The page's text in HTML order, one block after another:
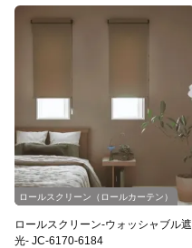
JCオリジナル
ロールスクリーン（ロールカーテン）
ロールスクリーン-ウォッシャブル遮
光- JC-6170-6184